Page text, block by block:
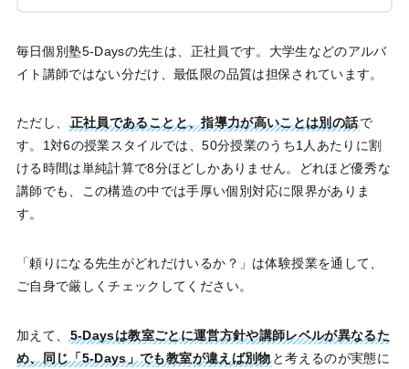
毎日個別塾5-Daysの先生は、正社員です。大学生などのアルバ
イト講師ではない分だけ、最低限の品質は担保されています。
ただし、正社員であることと、指導力が高いことは別の話で
す。1対6の授業スタイルでは、50分授業のうち1人あたりに割
ける時間は単純計算で8分ほどしかありません。どれほど優秀な
講師でも、この構造の中では手厚い個別対応に限界がありま
す。
「頼りになる先生がどれだけいるか？」は体験授業を通して、
ご自身で厳しくチェックしてください。
加えて、
5-Daysは教室ごとに運営方針や講師レベルが異なるた
め、同じ「5-Days」でも教室が違えば別物 と考えるのが実態に